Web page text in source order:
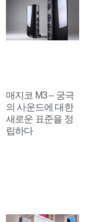
매지코 M3 – 궁극
의 사운드에 대한
새로운 표준을 정
립하다